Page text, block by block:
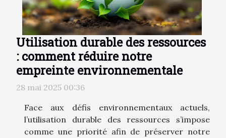
Utilisation durable des ressources
: comment réduire notre
empreinte environnementale
28 mai 2025 00:36
Face aux défis environnementaux actuels,
l’utilisation durable des ressources s’impose
comme une priorité afin de préserver notre